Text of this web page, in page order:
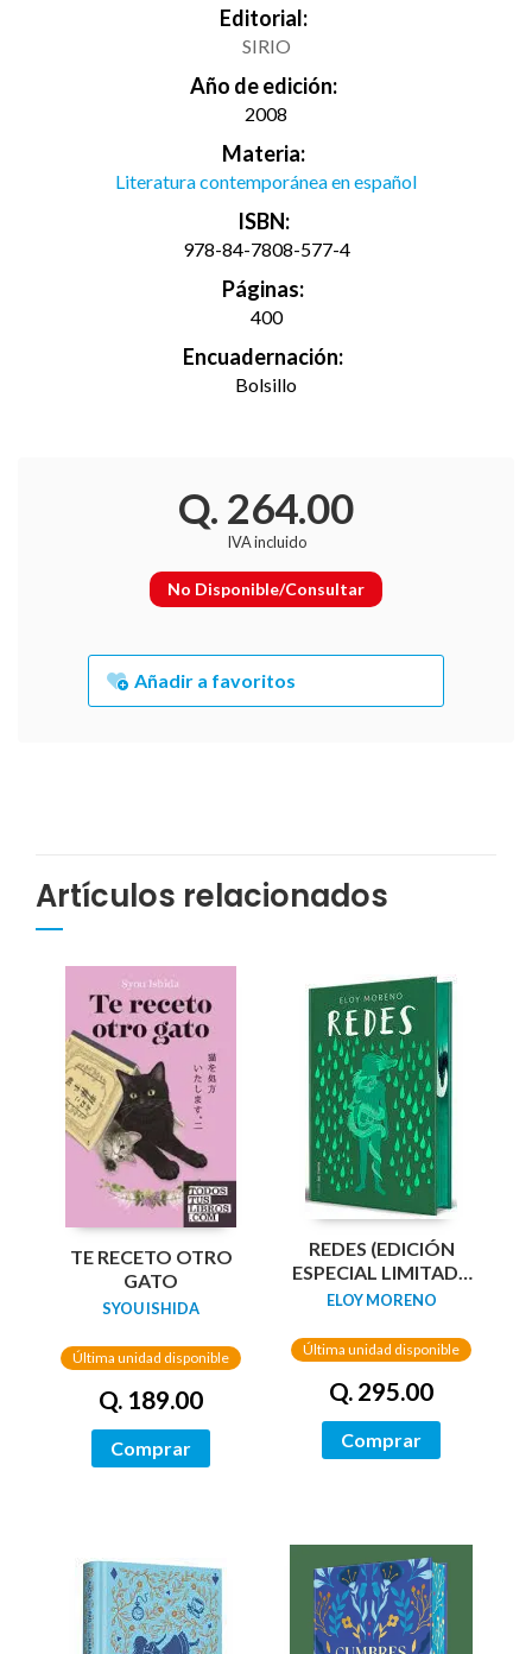
Editorial:
SIRIO
Año de edición:
2008
Materia:
Literatura contemporánea en español
ISBN:
978-84-7808-577-4
Páginas:
400
Encuadernación:
Bolsillo
Q. 264.00
IVA incluido
No Disponible/Consultar
Añadir a favoritos
Artículos relacionados
TE RECETO OTRO
GATO
SYOU ISHIDA
Última unidad disponible
Q. 189.00
Comprar
REDES (EDICIÓN
ESPECIAL LIMITADA
GUARDAS DRAGÓN)
ELOY MORENO
Última unidad disponible
Q. 295.00
Comprar